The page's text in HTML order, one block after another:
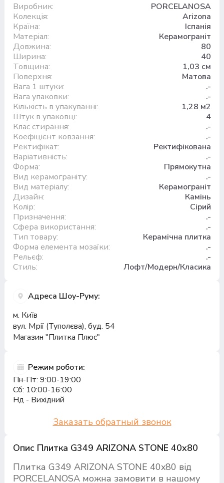
Опис Плитка G349 ARIZONA STONE 40x80
Плитка G349 ARIZONA STONE 40x80 від
PORCELANOSA можна замовити в нашому
Виробник:
PORCELANOSA
Колекція:
Arizona
Країна:
Іспанія
Матеріал:
Керамограніт
Довжина:
80
Ширина:
40
Товщина:
1,03 см
Поверхня:
Матова
Вага 1 штуки:
.-
Вага упаковки:
.-
Кількість в упакуванні:
1,28 м2
Штук в упаковці:
4
Клас стирання:
.-
Коефіцієнт ковзання:
.-
Ректифікат:
Ректифікована
Варіативність:
.-
Форма:
Прямокутна
Вид керамограніту:
.-
Вид матеріалу:
Керамограніт
Дизайн:
Камінь
Колір:
Сірий
Призначення:
.-
Сфера використання:
.-
Тип товару:
Керамічна плитка
Форма елемента мозаїки:
.-
Рельєф:
.-
Стиль:
Лофт/Модерн/Класика
Адреса Шоу-Руму:
м. Київ
вул. Мрії (Туполєва), буд. 54
Магазин "Плитка Плюс"
Режим роботи:
Пн-Пт: 9:00-19:00
Сб: 10:00-16:00
Нд - Вихідний
Заказать обратный звонок